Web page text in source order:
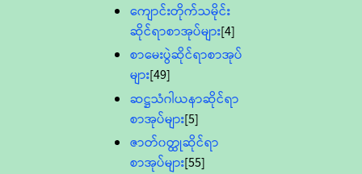
ကျောင်းတိုက်သမိုင်း
ဆိုင်ရာစာအုပ်များ[4]
စာမေးပွဲဆိုင်ရာစာအုပ်
များ[49]
ဆဋ္ဌသံဂါယနာဆိုင်ရာ
စာအုပ်များ[5]
ဇာတ်၀တ္ထုဆိုင်ရာ
စာအုပ်များ[55]